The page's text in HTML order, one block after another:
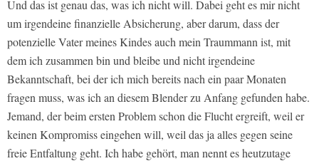
Und das ist genau das, was ich nicht will. Dabei geht es mir nicht
um irgendeine finanzielle Absicherung, aber darum, dass der
potenzielle Vater meines Kindes auch mein Traummann ist, mit
dem ich zusammen bin und bleibe und nicht irgendeine
Bekanntschaft, bei der ich mich bereits nach ein paar Monaten
fragen muss, was ich an diesem Blender zu Anfang gefunden habe.
Jemand, der beim ersten Problem schon die Flucht ergreift, weil er
keinen Kompromiss eingehen will, weil das ja alles gegen seine
freie Entfaltung geht. Ich habe gehört, man nennt es heutzutage